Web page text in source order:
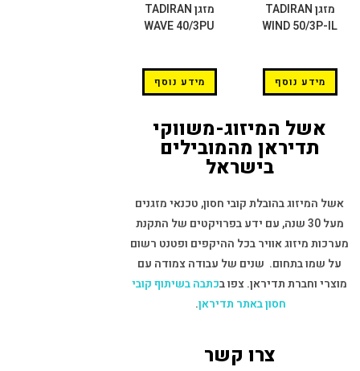
מזגן TADIRAN
WIND 50/3P-IL
מידע נוסף
מזגן TADIRAN
WAVE 40/3PU
מידע נוסף
אשל המיזוג-משווקי
תדיראן מהמובילים
בישראל
אשל המיזוג בהובלת קובי חסון, טכנאי מזגנים
מעל 30 שנה, עם ידע בפרויקטים של התקנת
מערכות מיזוג אוויר בכל ההיקפים ופטנט רשום
על שמו בתחום. שנים של עבודה צמודה עם
מוצרי וחברת תדיראן. צפו בכתבה בשיתוף קובי
חסון באתר תדיראן.
צרו קשר